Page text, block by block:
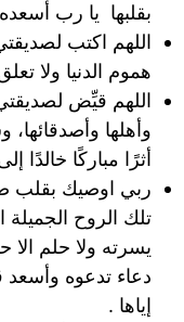
بقلبها يا رب
اللهم اكتب
هموم الدنيا ولا
اللهم قيِّض لصديقتي
وأهلها
أثرًا مباركًا خالدًا
ربي اوصيك بقلب
تلك الروح الجميلة
يسرته ولا حلم
دعاء تدعوه وأسعد
إياها .